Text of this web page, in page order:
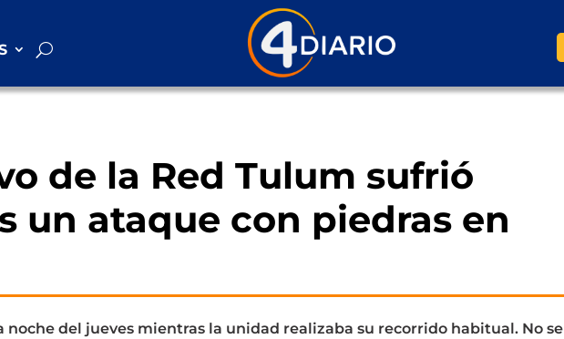
de la Red Tulum sufrió
un ataque con piedras en
noche del jueves mientras la unidad realizaba su recorrido habitual. No se